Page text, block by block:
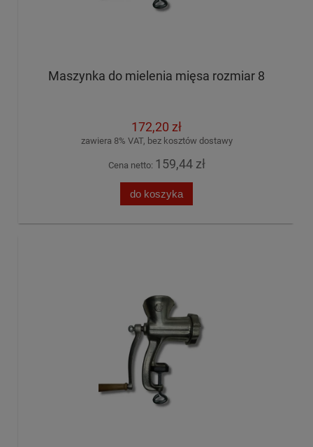
Maszynka do mielenia mięsa rozmiar 8
172,20 zł
zawiera 8% VAT, bez kosztów dostawy
Cena netto: 159,44 zł
do koszyka